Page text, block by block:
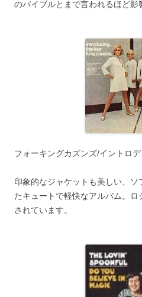
のバイブルとまで言われるほど影
フォーキングカズンズ/イントロ
印象的なジャケットも美しい、
たキュートで軽快なアルバム。
されています。